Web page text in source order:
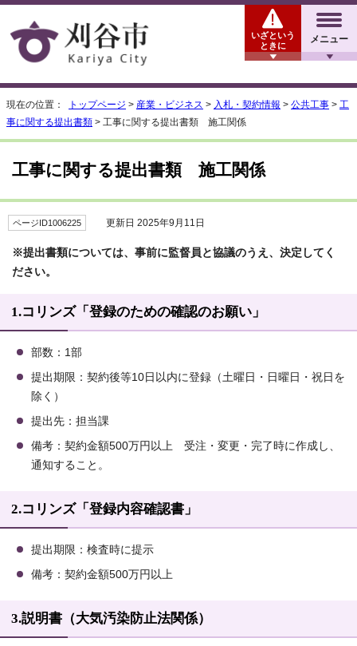
メニュー
いざという
ときに
現在の位置： トップページ > 産業・ビジネス > 入札・契約情報 > 公共工事 > 工
事に関する提出書類 > 工事に関する提出書類 施工関係
工事に関する提出書類 施工関係
ページID1006225 更新日 2025年9月11日
※提出書類については、事前に監督員と協議のうえ、決定してく
ださい。
1.コリンズ「登録のための確認のお願い」
部数：1部
提出期限：契約後等10日以内に登録（土曜日・日曜日・祝日を
除く）
提出先：担当課
備考：契約金額500万円以上 受注・変更・完了時に作成し、
通知すること。
2.コリンズ「登録内容確認書」
提出期限：検査時に提示
備考：契約金額500万円以上
3.説明書（大気汚染防止法関係）